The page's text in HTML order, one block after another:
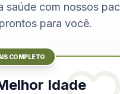
saúde com nossos
para você.
COMPLETO
Idade